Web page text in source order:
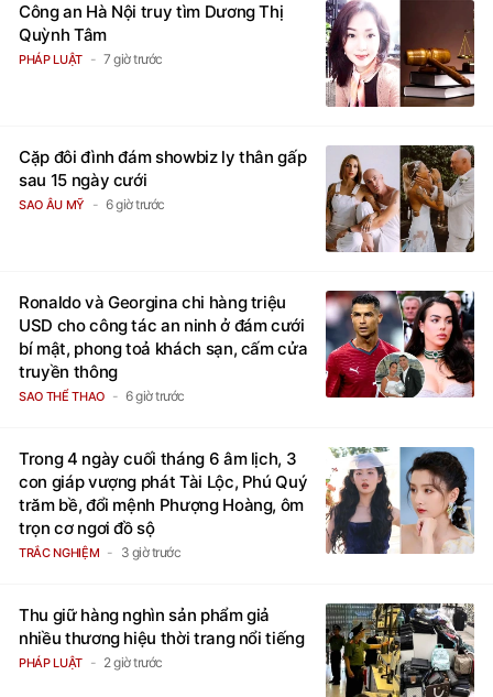
Công an Hà Nội truy tìm Dương Thị
Quỳnh Tâm
PHÁP LUẬT 7 giờ trước
Cặp đôi đình đám showbiz ly thân gấp
sau 15 ngày cưới
SAO ÂU MỸ 6 giờ trước
Ronaldo và Georgina chi hàng triệu
USD cho công tác an ninh ở đám cưới
bí mật, phong toả khách sạn, cấm cửa
truyền thông
SAO THỂ THAO 6 giờ trước
Trong 4 ngày cuối tháng 6 âm lịch, 3
con giáp vượng phát Tài Lộc, Phú Quý
trăm bề, đổi mệnh Phượng Hoàng, ôm
trọn cơ ngơi đồ sộ
TRẮC NGHIỆM 3 giờ trước
Thu giữ hàng nghìn sản phẩm giả
nhiều thương hiệu thời trang nổi tiếng
PHÁP LUẬT 2 giờ trước